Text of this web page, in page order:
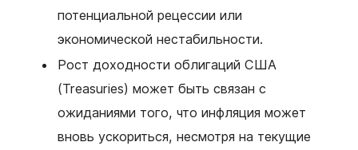
потенциальной рецессии или
экономической нестабильности.
Рост доходности облигаций США
(Treasuries) может быть связан с
ожиданиями того, что инфляция может
вновь ускориться, несмотря на текущие